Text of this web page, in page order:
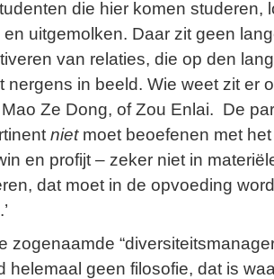
die hier komen studeren,
uitgemolken. Daar zit geen
van relaties, die op den
nergens in beeld. Wie weet zit er
Ze Dong, of Zou Enlai. De
nietmoet beoefenen met
en profijt – zeker niet in
dat moet in de opvoeding
zogenaamde
helemaal geen filosofie, dat is